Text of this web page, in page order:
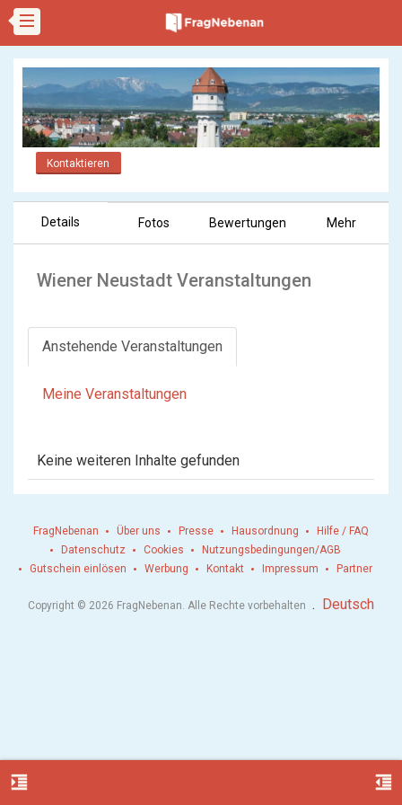
Kontaktieren
Details Fotos Bewertungen Mehr
Wiener Neustadt Veranstaltungen
Anstehende Veranstaltungen
Meine Veranstaltungen
Keine weiteren Inhalte gefunden
format_indent_increase format_indent_decrease
FragNebenan Über uns Presse Hausordnung
Hilfe / FAQ
Datenschutz
Cookies
Nutzungsbedingungen/AGB
Gutschein einlösen
Werbung Kontakt Impressum Partner
Copyright © 2026 FragNebenan. Alle Rechte vorbehalten . Deutsch